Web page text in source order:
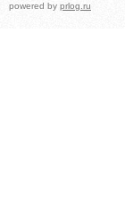
powered by prlog.ru